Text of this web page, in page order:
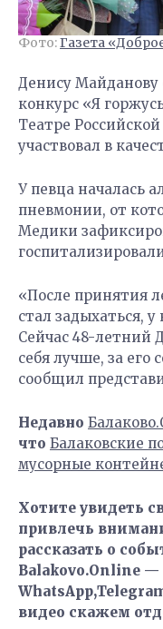
Фото:Газета
Денису Майданову
конкурс «Я
Театре
участвовал в
У певца началась
пневмонии, от
Медики
«После принятия
стал задыхаться,
Сейчас 48-летний
себя лучше, за его
сообщил
Недавно
что Балаковские
мусорные
Хотите увидеть
привлечь
рассказать о
Balakovo.Online —
видео скажем